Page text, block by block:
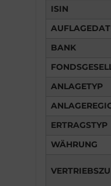
ISIN
BANK
ANLAGETYP
ERTRAGSTYP
WÄHRUNG